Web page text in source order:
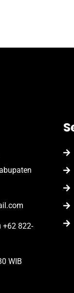
+62 822-
WIB